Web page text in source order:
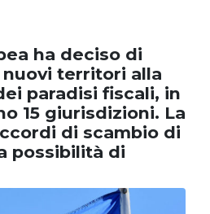
ha deciso di
territori alla
paradisi fiscali, in
15 giurisdizioni. La
di scambio di
possibilità di